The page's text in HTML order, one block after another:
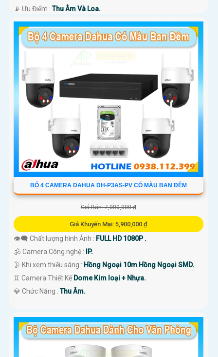
️📡 Ưu Điểm :Thu Âm Và Loa.
BỘ 4 CAMERA DAHUA DH-P3AS-PV CÓ MÀU BAN ĐÊM
Giá Bán: 7,000,000 ₫
Giá Khuyến Mại: 5,900,000 ₫
👁️‍🗨 Chất lượng hình Ảnh : FULL HD 1080P .
🕉️ Camera Công nghệ : IP.
🌛 Khi xem thiếu sáng : Hồng Ngoại 10m Hồng Ngoại SMD.
♊ Camera Thiết KếDome Kim loại + Nhựa.
️💎 Chức Năng :Thu Âm.